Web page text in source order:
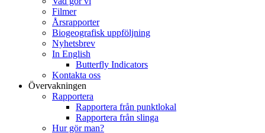
Filmer
Årsrapporter
Biogeografisk uppföljning
Nyhetsbrev
In English
Butterfly Indicators
Kontakta oss
Övervakningen
Rapportera
Rapportera från punktlokal
Rapportera från slinga
Hur gör man?